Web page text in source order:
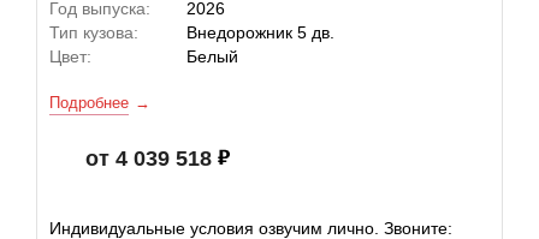
Год выпуска:
2026
Тип кузова:
Внедорожник 5 дв.
Цвет:
Белый
Подробнее
от 4 039 518
Индивидуальные условия озвучим лично. Звоните: